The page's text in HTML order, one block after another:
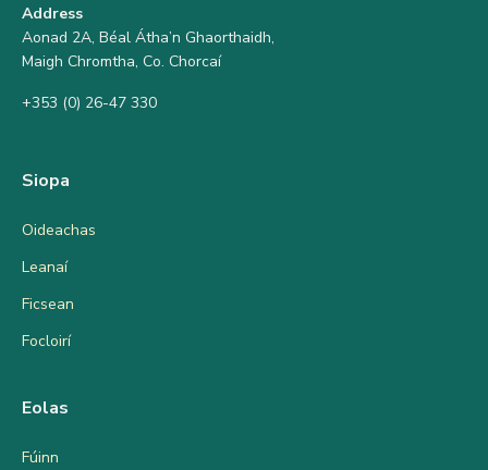
Address
Aonad 2A, Béal Átha’n Ghaorthaidh,
Maigh Chromtha, Co. Chorcaí
+353 (0) 26-47 330
Siopa
Oideachas
Leanaí
Ficsean
Focloirí
Eolas
Fúinn